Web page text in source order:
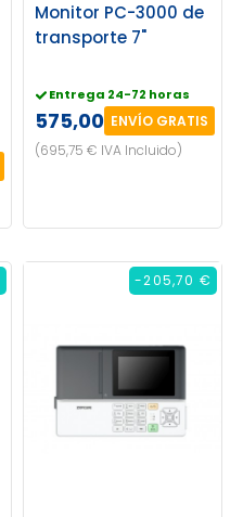
Monitor PC-3000 de
transporte 7"
Entrega 24-72 horas
575,00 €ENVÍO GRATIS
(695,75 € IVA Incluido)
-205,70 €